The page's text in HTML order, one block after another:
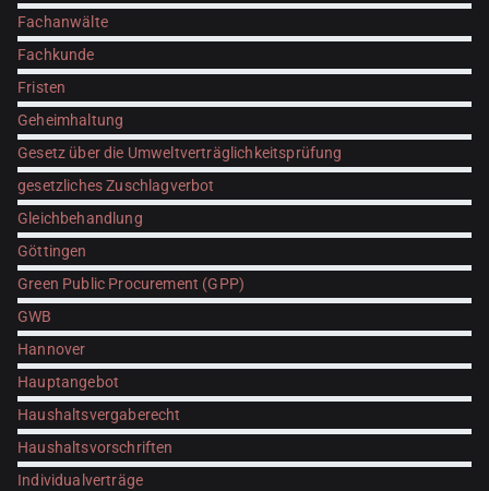
Fachanwälte
Fachkunde
Fristen
Geheimhaltung
Gesetz über die Umweltverträglichkeitsprüfung
gesetzliches Zuschlagverbot
Gleichbehandlung
Göttingen
Green Public Procurement (GPP)
GWB
Hannover
Hauptangebot
Haushaltsvergaberecht
Haushaltsvorschriften
Individualverträge